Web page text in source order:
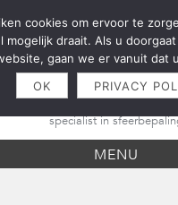
specialist in
MENU
cookies om ervoor te
mogelijk draait. Als u
gaan we er vanuit dat
OK
PRIVACY